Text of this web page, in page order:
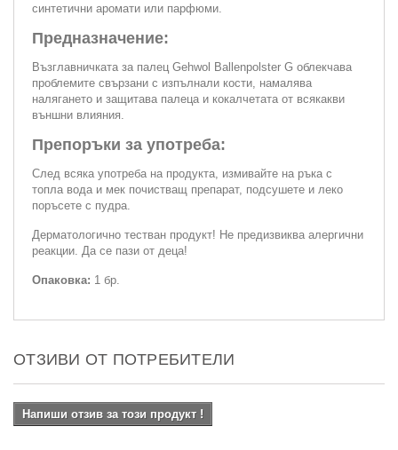
синтетични аромати или парфюми.
Предназначение:
Възглавничката за палец Gehwol Ballenpolster G облекчава
проблемите свързани с изпълнали кости, намалява
налягането и защитава палеца и кокалчетата от всякакви
външни влияния.
Препоръки за употреба:
След всяка употреба на продукта, измивайте на ръка с
топла вода и мек почистващ препарат, подсушете и леко
поръсете с пудра.
Дерматологично тестван продукт! Не предизвиква алергични
реакции. Да се пази от деца!
Опаковка: 1 бр.
ОТЗИВИ ОТ ПОТРЕБИТЕЛИ
Напиши отзив за този продукт !